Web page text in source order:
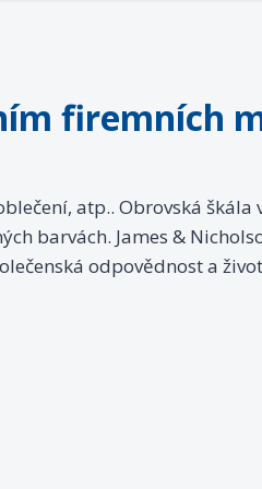
firemních
atp.. Obrovská škála
barvách. James &
odpovědnost a